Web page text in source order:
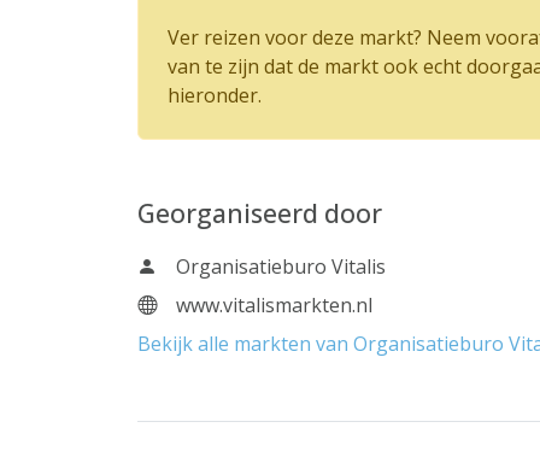
Ver reizen voor deze markt? Neem
van te zijn dat de markt ook echt
hieronder.
Georganiseerd door
Organisatieburo Vitalis
www.vitalismarkten.nl
Bekijk alle markten van Organisatieburo